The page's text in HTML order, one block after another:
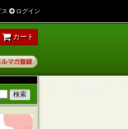
ログイン
カート